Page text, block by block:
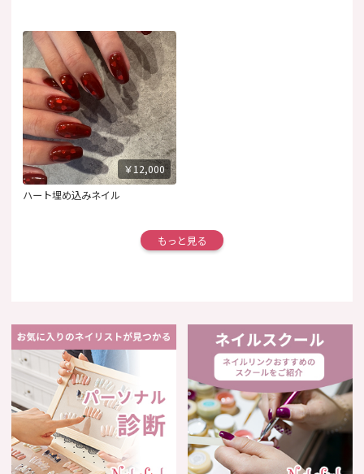
￥12,000
ハート埋め込みネイル
もっと見る